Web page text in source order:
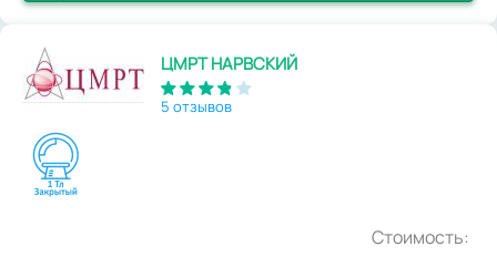
ЦМРТ НАРВСКИЙ
5 отзывов
Стоимость: